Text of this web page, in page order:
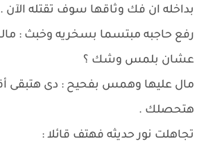
بداخله ان فك وثاقها سوف تقتله الآن .
رفع حاجبه مبتسما بسخريه وخبث :
عشان بلمس وشك ؟
مال عليها وهمس بفحيح : دى هتبقى
هتحصلك .
تجاهلت نور حديثه فهتف قائلا :